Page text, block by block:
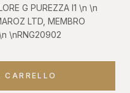
G PUREZZA I1 \n \n
LTD, MEMBRO
\nRNG20902
CARRELLO